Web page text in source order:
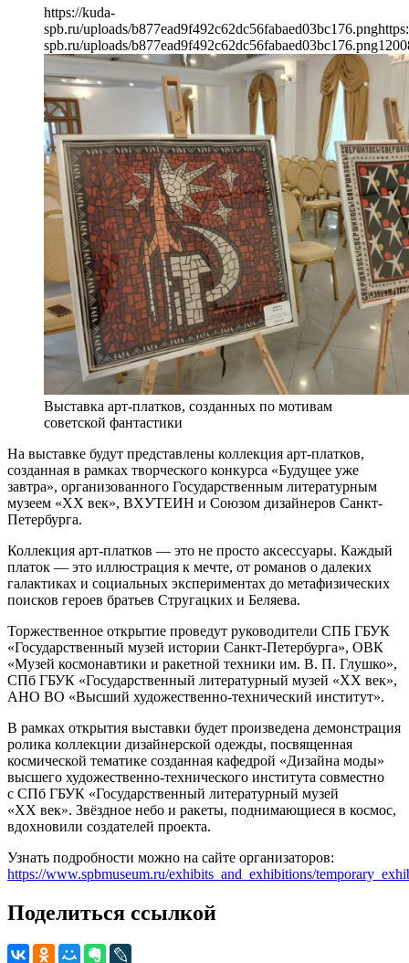
https://kuda-
spb.ru/uploads/b877ead9f492c62dc56fabaed03bc176.png
spb.ru/uploads/b877ead9f492c62dc56fabaed03bc176.png1200
Выставка арт-платков, созданных по мотивам
советской фантастики
На выставке будут представлены коллекция арт-платков,
созданная в рамках творческого конкурса «Будущее уже
завтра», организованного Государственным литературным
музеем «ХХ век», ВХУТЕИН и Союзом дизайнеров Санкт-
Петербурга.
Коллекция арт-платков — это не просто аксессуары. Каждый
платок — это иллюстрация к мечте, от романов о далеких
галактиках и социальных экспериментах до метафизических
поисков героев братьев Стругацких и Беляева.
Торжественное открытие проведут руководители СПБ ГБУК
«Государственный музей истории Санкт-Петербурга», ОВК
«Музей космонавтики и ракетной техники им. В. П. Глушко»,
СПб ГБУК «Государственный литературный музей «ХХ век»,
АНО ВО «Высший художественно-технический институт».
В рамках открытия выставки будет произведена демонстрация
ролика коллекции дизайнерской одежды, посвященная
космической тематике созданная кафедрой «Дизайна моды»
высшего художественно-технического института совместно
с СПб ГБУК «Государственный литературный музей
«ХХ век». Звёздное небо и ракеты, поднимающиеся в космос,
вдохновили создателей проекта.
Узнать подробности можно на сайте организаторов:
https://www.spbmuseum.ru/exhibits_and_exhibitions/
Поделиться ссылкой